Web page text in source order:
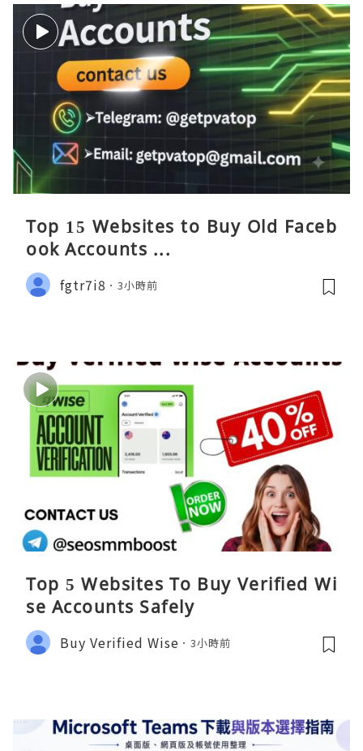
Top 15 Websites to Buy Old Faceb
ook Accounts ...
fgtr7i8 3小時前
Top 5 Websites To Buy Verified Wi
se Accounts Safely
Buy Verified Wise 3小時前